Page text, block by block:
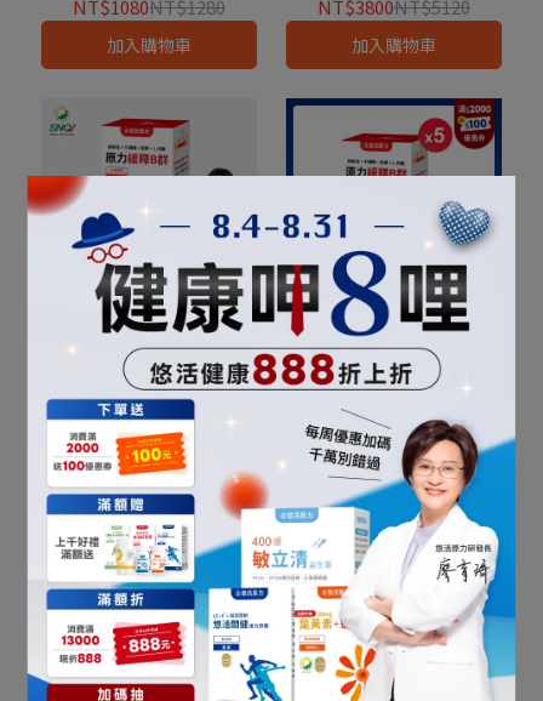
NT$1080NT$1280
加入購物車
NT$3800NT$5120
加入購物車
8小時緩釋
【悠活原力】原力綜合維
生素緩釋B群(60粒)【1
盒/2盒/3盒/5盒優惠組】
NT$758NT$800
加入購物車
8小時緩釋
【悠活原力 健康88】原力
綜合維生素緩釋B群(60粒)
五盒優惠組
NT$3480 NT$4000
加入購物車